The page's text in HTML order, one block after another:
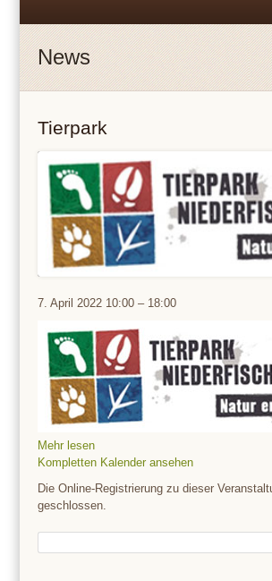
News
Tierpark
Tierpark
7. April 2022 10:00 – 18:00
Mehr lesen
Kompletten Kalender ansehen
Die Online-Registrierung zu dieser
geschlossen.